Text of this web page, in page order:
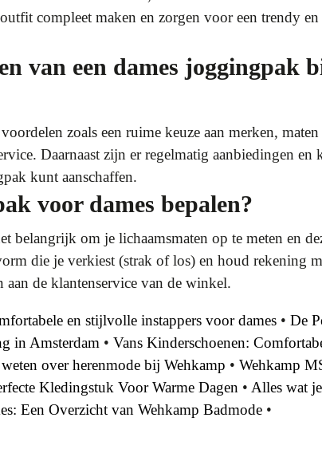
compleet maken en zorgen voor een trendy
van een dames joggingpak
zoals een ruime keuze aan merken,
Daarnaast zijn er regelmatig aanbiedingen en
kunt aanschaffen.
voor dames bepalen?
belangrijk om je lichaamsmaten op te meten en
die je verkiest (strak of los) en houd rekening
de klantenservice van de winkel.
en stijlvolle instappers voor dames • De
in Amsterdam • Vans Kinderschoenen:
over herenmode bij Wehkamp • Wehkamp
Kledingstuk Voor Warme Dagen • Alles wat
Een Overzicht van Wehkamp Badmode •